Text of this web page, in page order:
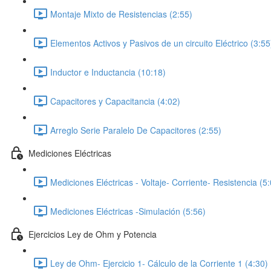
Montaje Mixto de Resistencias (2:55)
Elementos Activos y Pasivos de un circuito Eléctrico
Inductor e Inductancia (10:18)
Capacitores y Capacitancia (4:02)
Arreglo Serie Paralelo De Capacitores (2:55)
Mediciones Eléctricas
Mediciones Eléctricas - Voltaje- Corriente- Resistencia
Mediciones Eléctricas -Simulación (5:56)
Ejercicios Ley de Ohm y Potencia
Ley de Ohm- Ejercicio 1- Cálculo de la Corriente 1 (4:30)